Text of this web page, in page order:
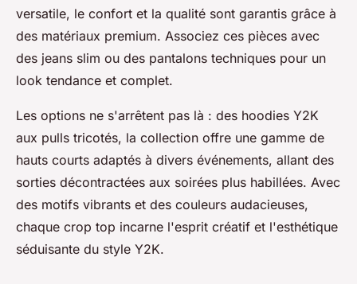
versatile, le confort et la qualité sont garantis grâce à
des matériaux premium. Associez ces pièces avec
des jeans slim ou des pantalons techniques pour un
look tendance et complet.
Les options ne s'arrêtent pas là : des hoodies Y2K
aux pulls tricotés, la collection offre une gamme de
hauts courts adaptés à divers événements, allant des
sorties décontractées aux soirées plus habillées. Avec
des motifs vibrants et des couleurs audacieuses,
chaque crop top incarne l'esprit créatif et l'esthétique
séduisante du style Y2K.